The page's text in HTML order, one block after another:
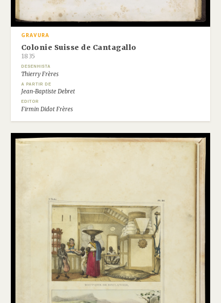
GRAVURA
Colonie Suisse de Cantagallo
1835
DESENHISTA
Thierry Frères
A PARTIR DE
Jean-Baptiste Debret
EDITOR
Firmin Didot Frères